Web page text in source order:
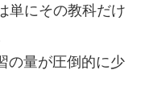
単にその教科だけ
の量が圧倒的に少